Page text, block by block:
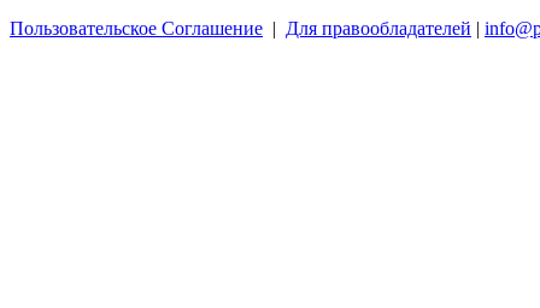
Пользовательское Соглашение | Для правообладателей |